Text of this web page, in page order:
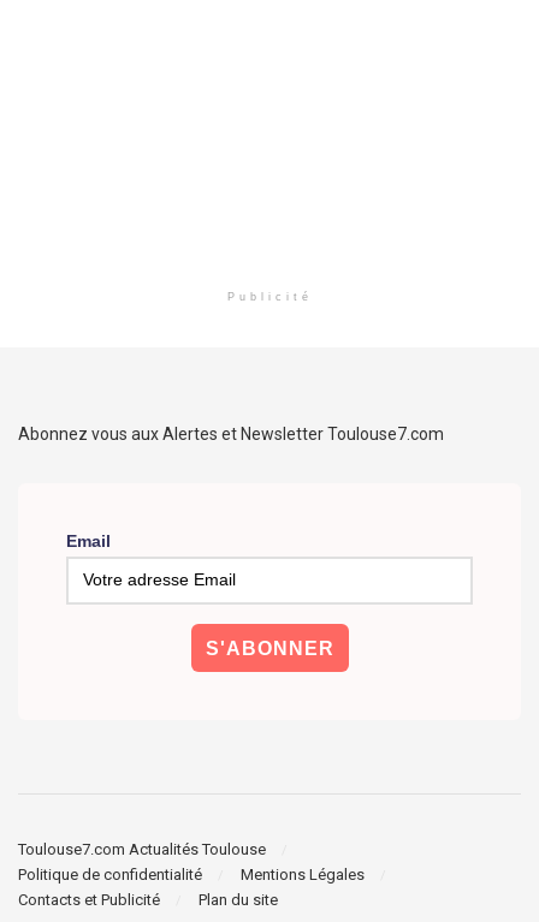
Publicité
Abonnez vous aux Alertes et Newsletter Toulouse7.com
Email
Toulouse7.com Actualités Toulouse
Politique de confidentialité
Mentions Légales
Contacts et Publicité
Plan du site